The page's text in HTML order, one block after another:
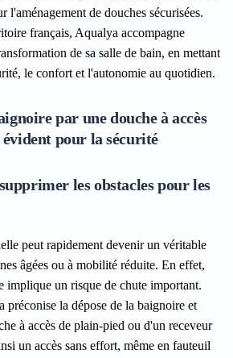
l'aménagement de douches sécurisées.
français, Aqualya accompagne
de sa salle de bain, en mettant
le confort et l'autonomie au quotidien.
par une douche à accès
pour la sécurité
les obstacles pour les
peut rapidement devenir un véritable
âgées ou à mobilité réduite. En effet,
implique un risque de chute important.
préconise la dépose de la baignoire et
à accès de plain-pied ou d'un receveur
un accès sans effort, même en fauteuil